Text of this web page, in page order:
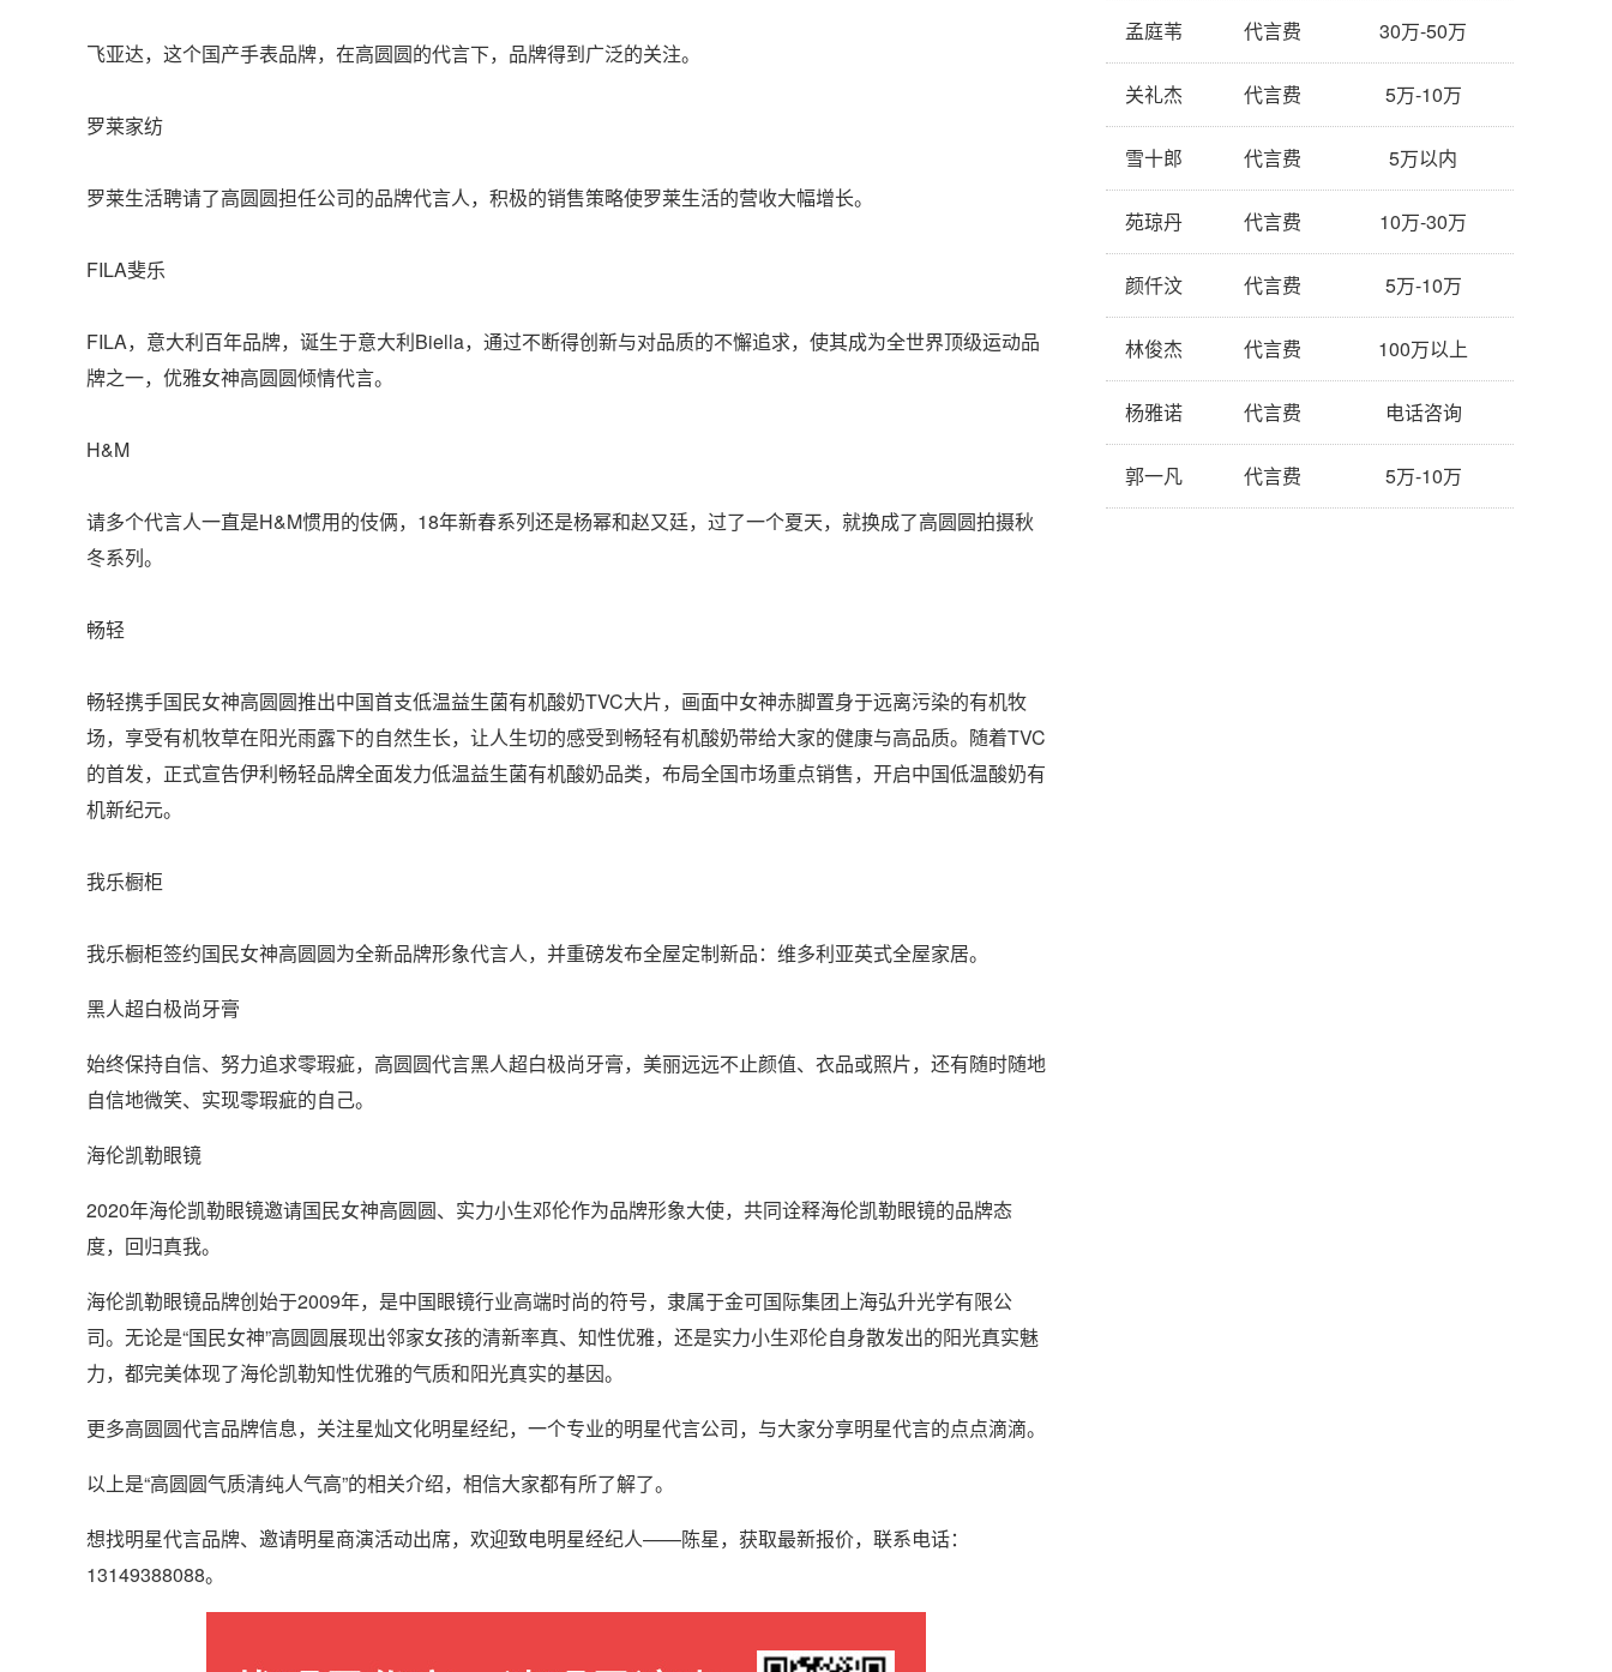
飞亚达，这个国产手表品牌，在高圆圆的代言下，品牌得到广泛的关注。
罗莱家纺
罗莱生活聘请了高圆圆担任公司的品牌代言人，积极的销售策略使罗莱生活的营收大幅增长。
FILA斐乐
FILA，意大利百年品牌，诞生于意大利Biella，通过不断得创新与对品质的不懈追求，使其成为全世界顶级运动品
牌之一，优雅女神高圆圆倾情代言。
H&M
请多个代言人一直是H&M惯用的伎俩，18年新春系列还是杨幂和赵又廷，过了一个夏天，就换成了高圆圆拍摄秋
冬系列。
畅轻
畅轻携手国民女神高圆圆推出中国首支低温益生菌有机酸奶TVC大片，画面中女神赤脚置身于远离污染的有机牧
场，享受有机牧草在阳光雨露下的自然生长，让人生切的感受到畅轻有机酸奶带给大家的健康与高品质。随着TVC
的首发，正式宣告伊利畅轻品牌全面发力低温益生菌有机酸奶品类，布局全国市场重点销售，开启中国低温酸奶有
机新纪元。
我乐橱柜
我乐橱柜签约国民女神高圆圆为全新品牌形象代言人，并重磅发布全屋定制新品：维多利亚英式全屋家居。
黑人超白极尚牙膏
始终保持自信、努力追求零瑕疵，高圆圆代言黑人超白极尚牙膏，美丽远远不止颜值、衣品或照片，还有随时随地
自信地微笑、实现零瑕疵的自己。
海伦凯勒眼镜
2020年海伦凯勒眼镜邀请国民女神高圆圆、实力小生邓伦作为品牌形象大使，共同诠释海伦凯勒眼镜的品牌态
度，回归真我。
海伦凯勒眼镜品牌创始于2009年，是中国眼镜行业高端时尚的符号，隶属于金可国际集团上海弘升光学有限公
司。无论是“国民女神”高圆圆展现出邻家女孩的清新率真、知性优雅，还是实力小生邓伦自身散发出的阳光真实魅
力，都完美体现了海伦凯勒知性优雅的气质和阳光真实的基因。
更多高圆圆代言品牌信息，关注星灿文化明星经纪，一个专业的明星代言公司，与大家分享明星代言的点点滴滴。
以上是“高圆圆气质清纯人气高”的相关介绍，相信大家都有所了解了。
想找明星代言品牌、邀请明星商演活动出席，欢迎致电明星经纪人——陈星，获取最新报价，联系电话：
13149388088。
孟庭苇 代言费 30万-50万
关礼杰 代言费 5万-10万
雪十郎 代言费 5万以内
苑琼丹 代言费 10万-30万
颜仟汶 代言费 5万-10万
林俊杰 代言费 100万以上
杨雅诺 代言费 电话咨询
郭一凡 代言费 5万-10万